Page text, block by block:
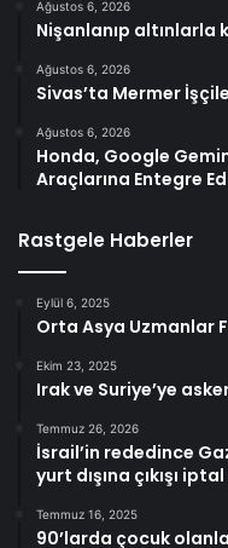
Ağustos 6, 2026
Nişanlanıp altınlarla
Ağustos 6, 2026
Sivas’ta Mermer
Ağustos 6, 2026
Honda, Google
Araçlarına Entegre
Rastgele Haberler
Eylül 6, 2025
Orta Asya Uzmanlar
Ekim 23, 2025
Irak ve Suriye’ye
Temmuz 26, 2026
İsrail’in rededince
yurt dışına çıkışı
Temmuz 16, 2025
90’larda çocuk